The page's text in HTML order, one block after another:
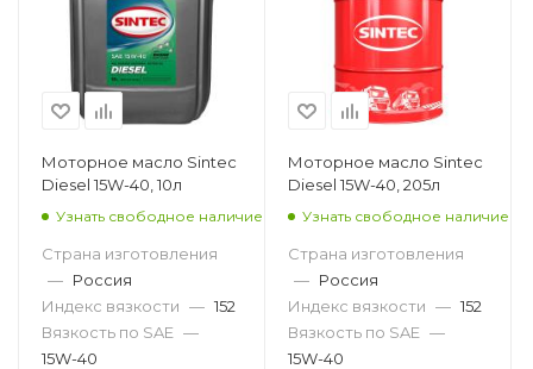
Моторное масло Sintec
Diesel 15W-40, 10л
Узнать свободное наличие
Страна изготовления
— Россия
Индекс вязкости — 152
Вязкость по SAE —
15W-40
Моторное масло Sintec
Diesel 15W-40, 205л
Узнать свободное наличие
Страна изготовления
— Россия
Индекс вязкости — 152
Вязкость по SAE —
15W-40